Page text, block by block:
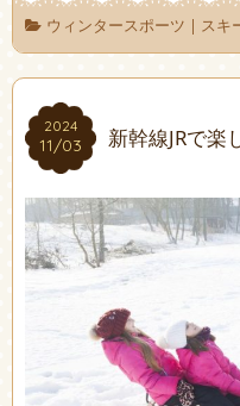
ウィンタースポーツ | スキ
2024
11/03
2024
11/03 新幹線JRで楽